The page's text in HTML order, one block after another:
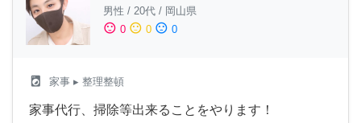
男性 / 20代 / 岡山県
sentiment_satisfied 0 sentiment_neutral 0 sentiment_dissatisfied 0
local_laundry_service 家事 ▸ 整理整頓
家事代行、掃除等出来ることをやります！